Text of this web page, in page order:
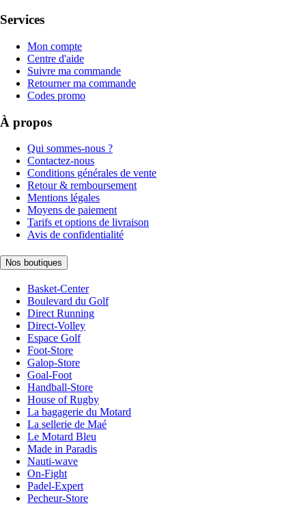
Services
Mon compte
Centre d'aide
Suivre ma commande
Retourner ma commande
Codes promo
À propos
Qui sommes-nous ?
Contactez-nous
Conditions générales de vente
Retour & remboursement
Mentions légales
Moyens de paiement
Tarifs et options de livraison
Avis de confidentialité
Nos boutiques
Basket-Center
Boulevard du Golf
Direct Running
Direct-Volley
Espace Golf
Foot-Store
Galop-Store
Goal-Foot
Handball-Store
House of Rugby
La bagagerie du Motard
La sellerie de Maé
Le Motard Bleu
Made in Paradis
Nauti-wave
On-Fight
Padel-Expert
Pecheur-Store